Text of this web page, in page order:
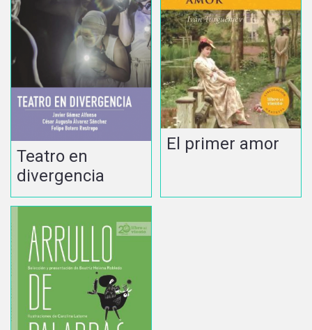
Teatro en
divergencia
El primer amor